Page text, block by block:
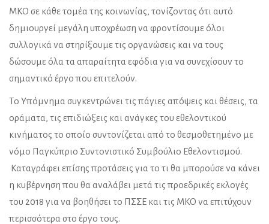
ΜΚΟ σε κάθε τομέα της κοινωνίας, τονίζοντας ότι αυτό
δημιουργεί μεγάλη υποχρέωση να φροντίσουμε όλοι
συλλογικά να στηρίξουμε τις οργανώσεις και να τους
δώσουμε όλα τα απαραίτητα εφόδια για να συνεχίσουν το
σημαντικό έργο που επιτελούν.
Το Υπόμνημα συγκεντρώνει τις πάγιες απόψεις και θέσεις, τα
οράματα, τις επιδιώξεις και ανάγκες του εθελοντικού
κινήματος το οποίο συντονίζεται από το θεσμοθετημένο με
νόμο Παγκύπριο Συντονιστικό Συμβούλιο Εθελοντισμού.
Καταγράφει επίσης προτάσεις για το τι θα μπορούσε να κάνει
η κυβέρνηση που θα αναλάβει μετά τις προεδρικές εκλογές
του 2018 για να βοηθήσει το ΠΣΣΕ και τις ΜΚΟ να επιτύχουν
περισσότερα στο έργο τους.